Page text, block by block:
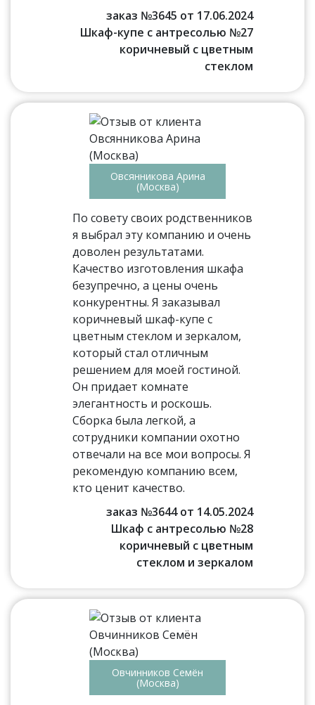
заказ №3645 от 17.06.2024
Шкаф-купе с антресолью №27
коричневый с цветным
стеклом
Овсянникова Арина
(Москва)
По совету своих родственников
я выбрал эту компанию и очень
доволен результатами.
Качество изготовления шкафа
безупречно, а цены очень
конкурентны. Я заказывал
коричневый шкаф-купе с
цветным стеклом и зеркалом,
который стал отличным
решением для моей гостиной.
Он придает комнате
элегантность и роскошь.
Сборка была легкой, а
сотрудники компании охотно
отвечали на все мои вопросы. Я
рекомендую компанию всем,
кто ценит качество.
заказ №3644 от 14.05.2024
Шкаф с антресолью №28
коричневый с цветным
стеклом и зеркалом
Овчинников Семён
(Москва)